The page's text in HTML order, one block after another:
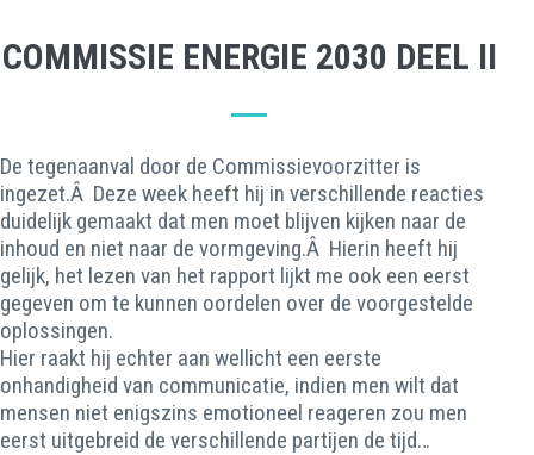
COMMISSIE ENERGIE 2030 DEEL II
De tegenaanval door de Commissievoorzitter is
ingezet.Â Deze week heeft hij in verschillende reacties
duidelijk gemaakt dat men moet blijven kijken naar de
inhoud en niet naar de vormgeving.Â Hierin heeft hij
gelijk, het lezen van het rapport lijkt me ook een eerst
gegeven om te kunnen oordelen over de voorgestelde
oplossingen.
Hier raakt hij echter aan wellicht een eerste
onhandigheid van communicatie, indien men wilt dat
mensen niet enigszins emotioneel reageren zou men
eerst uitgebreid de verschillende partijen de tijd…